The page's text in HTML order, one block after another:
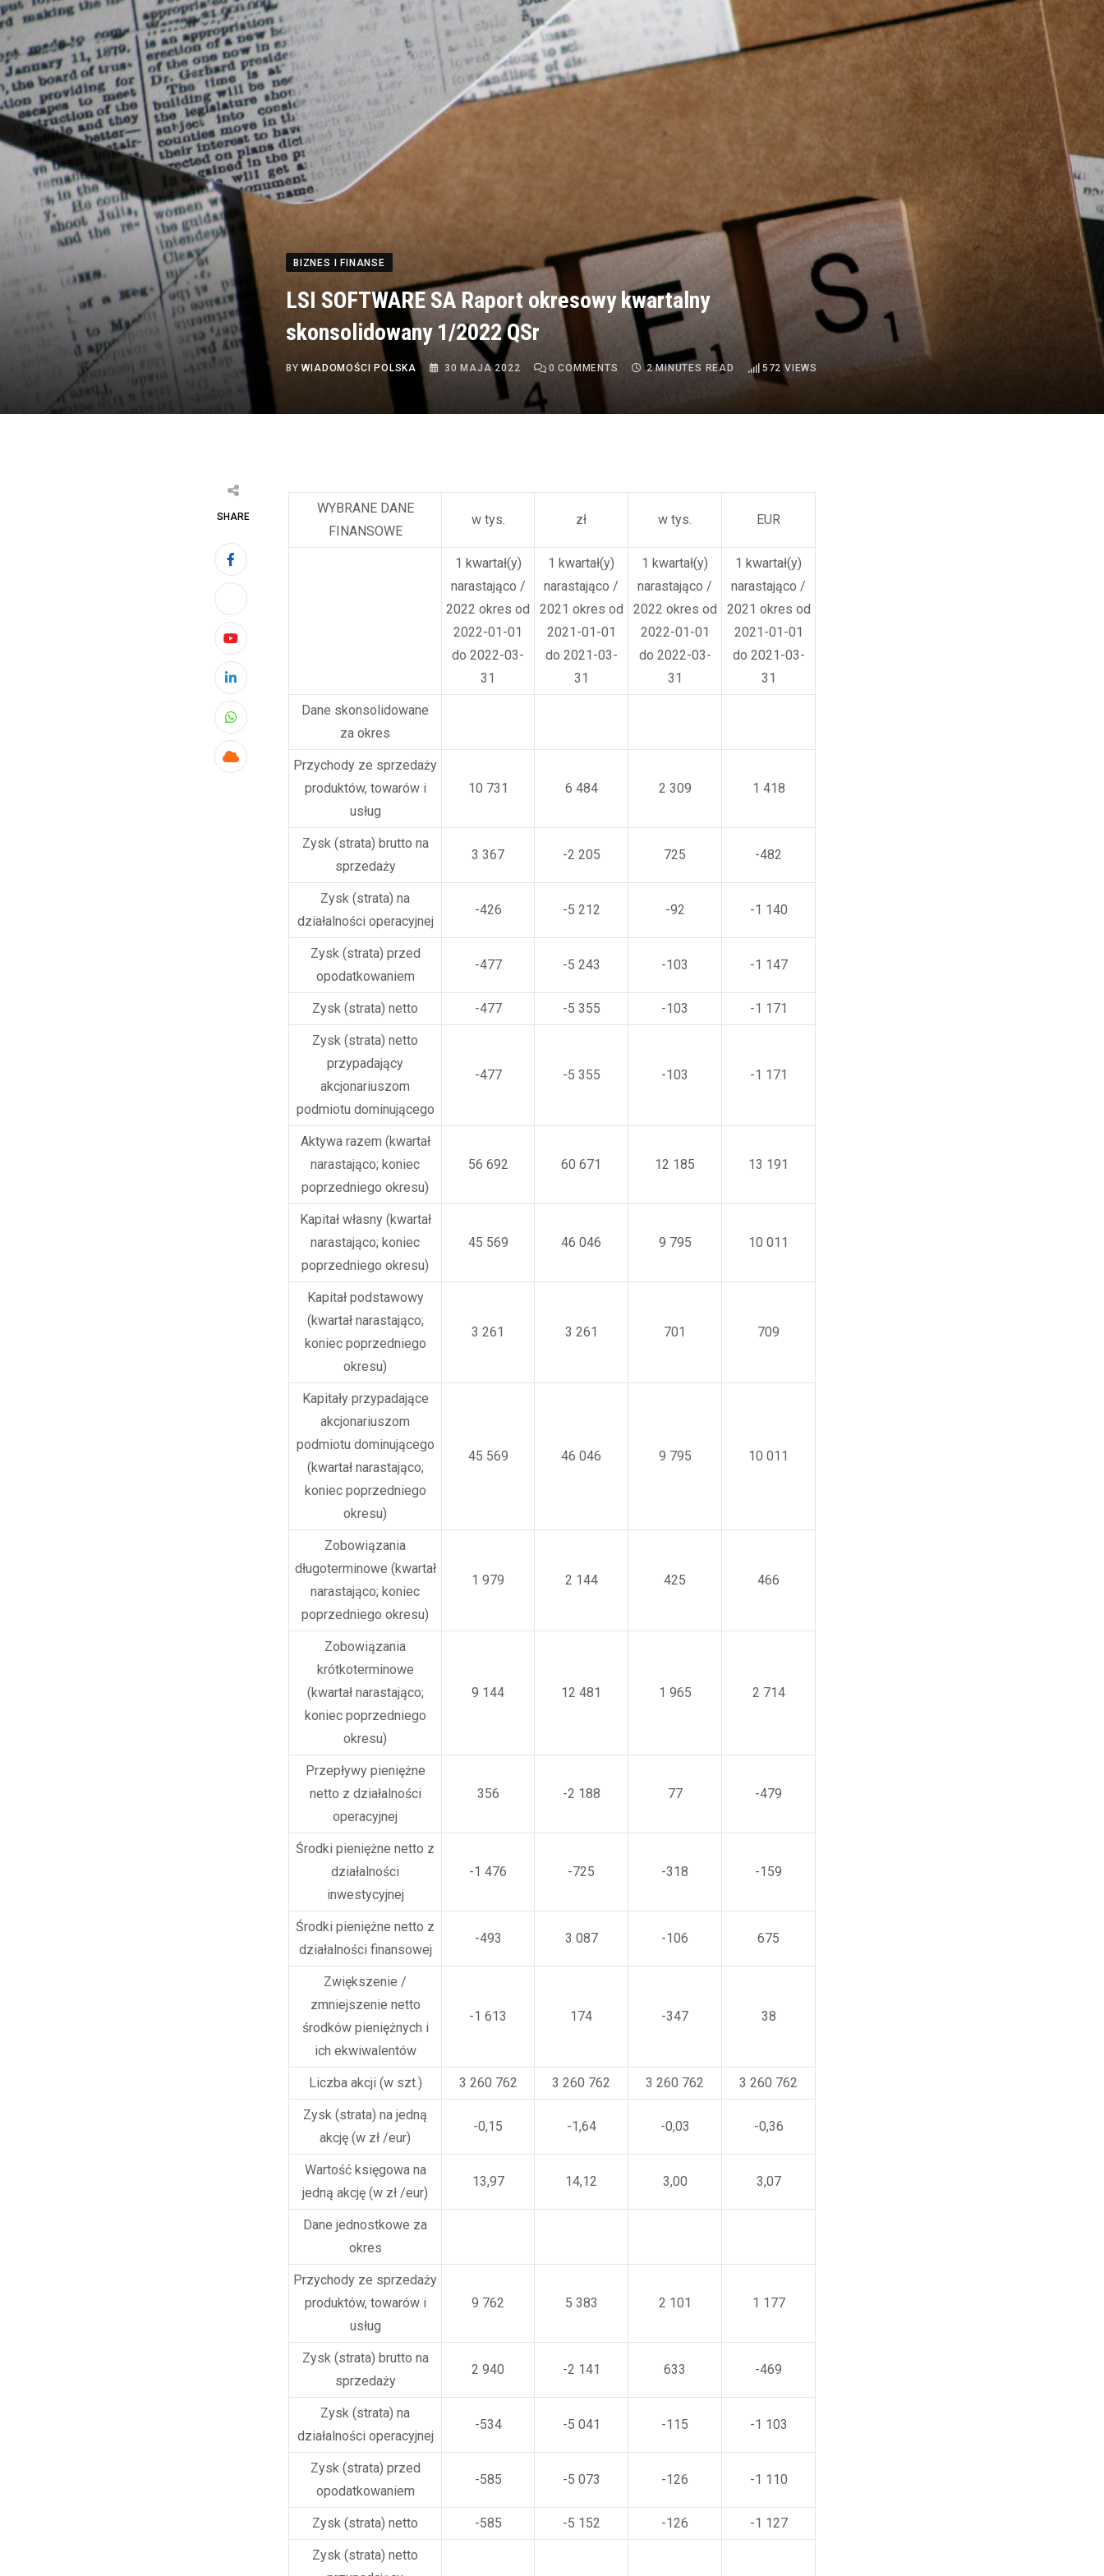
BIZNES I FINANSE
LSI SOFTWARE SA Raport okresowy kwartalny
skonsolidowany 1/2022 QSr
BYWIADOMOŚCI POLSKA 30 MAJA 2022 0 COMMENTS 2 MINUTES READ 572VIEWS
SHARE
Youtube
LinkedIn
Whatsapp
Cloud
WYBRANE DANE
FINANSOWE
w tys. zł w tys. EUR
1 kwartał(y)
narastająco /
2022 okres od
2022-01-01
do 2022-03-
31
1 kwartał(y)
narastająco /
2021 okres od
2021-01-01
do 2021-03-
31
1 kwartał(y)
narastająco /
2022 okres od
2022-01-01
do 2022-03-
31
1 kwartał(y)
narastająco /
2021 okres od
2021-01-01
do 2021-03-
31
Dane skonsolidowane
za okres
Przychody ze sprzedaży
produktów, towarów i
usług
10 731 6 484 2 309 1 418
Zysk (strata) brutto na
sprzedaży
3 367 -2 205 725 -482
Zysk (strata) na
działalności operacyjnej
-426 -5 212 -92 -1 140
Zysk (strata) przed
opodatkowaniem
-477 -5 243 -103 -1 147
Zysk (strata) netto -477 -5 355 -103 -1 171
Zysk (strata) netto
przypadający
akcjonariuszom
podmiotu dominującego
-477 -5 355 -103 -1 171
Aktywa razem (kwartał
narastająco; koniec
poprzedniego okresu)
56 692 60 671 12 185 13 191
Kapitał własny (kwartał
narastająco; koniec
poprzedniego okresu)
45 569 46 046 9 795 10 011
Kapitał podstawowy
(kwartał narastająco;
koniec poprzedniego
okresu)
3 261 3 261 701 709
Kapitały przypadające
akcjonariuszom
podmiotu dominującego
(kwartał narastająco;
koniec poprzedniego
okresu)
45 569 46 046 9 795 10 011
Zobowiązania
długoterminowe (kwartał
narastająco; koniec
poprzedniego okresu)
1 979 2 144 425 466
Zobowiązania
krótkoterminowe
(kwartał narastająco;
koniec poprzedniego
okresu)
9 144 12 481 1 965 2 714
Przepływy pieniężne
netto z działalności
operacyjnej
356 -2 188 77 -479
Środki pieniężne netto z
działalności
inwestycyjnej
-1 476 -725 -318 -159
Środki pieniężne netto z
działalności finansowej
-493 3 087 -106 675
Zwiększenie /
zmniejszenie netto
środków pieniężnych i
ich ekwiwalentów
-1 613 174 -347 38
Liczba akcji (w szt.) 3 260 762 3 260 762 3 260 762 3 260 762
Zysk (strata) na jedną
akcję (w zł /eur)
-0,15 -1,64 -0,03 -0,36
Wartość księgowa na
jedną akcję (w zł /eur)
13,97 14,12 3,00 3,07
Dane jednostkowe za
okres
Przychody ze sprzedaży
produktów, towarów i
usług
9 762 5 383 2 101 1 177
Zysk (strata) brutto na
sprzedaży
2 940 -2 141 633 -469
Zysk (strata) na
działalności operacyjnej
-534 -5 041 -115 -1 103
Zysk (strata) przed
opodatkowaniem
-585 -5 073 -126 -1 110
Zysk (strata) netto -585 -5 152 -126 -1 127
Zysk (strata) netto